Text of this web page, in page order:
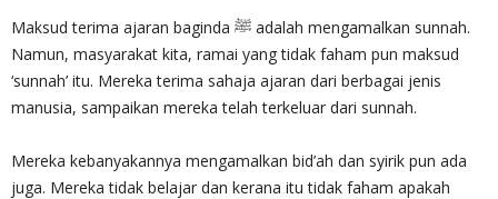
Maksud terima ajaran baginda ﷺ adalah mengamalkan sunnah.
Namun, masyarakat kita, ramai yang tidak faham pun maksud
‘sunnah’ itu. Mereka terima sahaja ajaran dari berbagai jenis
manusia, sampaikan mereka telah terkeluar dari sunnah.
Mereka kebanyakannya mengamalkan bid’ah dan syirik pun ada
juga. Mereka tidak belajar dan kerana itu tidak faham apakah